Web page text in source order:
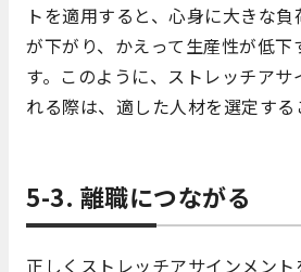
トを適用すると、心身に大きな
が下がり、かえって生産性が低下
す。このように、ストレッチアサ
れる際は、適した人材を選定する
5-3. 離職につながる
正しくストレッチアサインメン